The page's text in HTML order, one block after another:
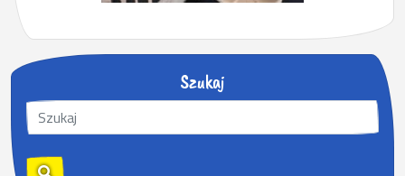
Szukaj
S
z
k